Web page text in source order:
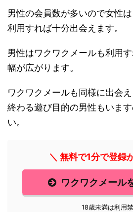
男性の会員数が多いので女性
利用すれば十分出会えます。
男性はワクワクメールも利用
幅が広がります。
ワクワクメールも同様に出会
終わる遊び目的の男性もいま
い。
＼ 無料で1分で登録
ワクワクメール
18歳未満は利用